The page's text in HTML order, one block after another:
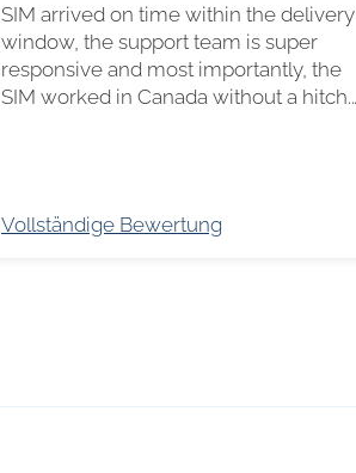
SIM arrived on time within the delivery
window, the support team is super
responsive and most importantly, the
SIM worked in Canada without a hitch.
Vollständige Bewertung